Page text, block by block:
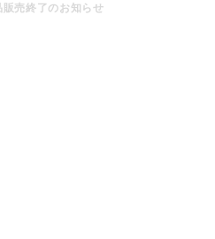
売終了のお知らせ